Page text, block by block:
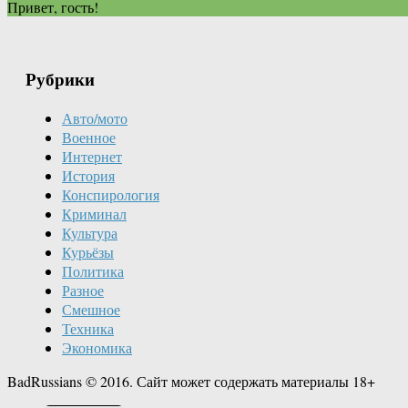
Привет, гость!
Рубрики
Авто/мото
Военное
Интернет
История
Конспирология
Криминал
Культура
Курьёзы
Политика
Разное
Смешное
Техника
Экономика
BadRussians © 2016. Сайт может содержать материалы 18+